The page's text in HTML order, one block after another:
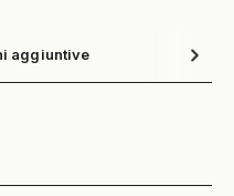
aggiuntive